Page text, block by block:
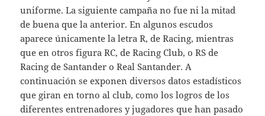
uniforme. La siguiente campaña no fue ni la mitad
de buena que la anterior. En algunos escudos
aparece únicamente la letra R, de Racing, mientras
que en otros figura RC, de Racing Club, o RS de
Racing de Santander o Real Santander. A
continuación se exponen diversos datos estadísticos
que giran en torno al club, como los logros de los
diferentes entrenadores y jugadores que han pasado